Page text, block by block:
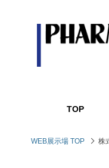
TOP
WEB展示場 TOP 株